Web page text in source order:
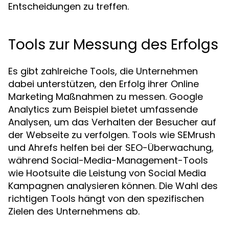
Entscheidungen zu treffen.
Tools zur Messung des Erfolgs
Es gibt zahlreiche Tools, die Unternehmen
dabei unterstützen, den Erfolg ihrer Online
Marketing Maßnahmen zu messen. Google
Analytics zum Beispiel bietet umfassende
Analysen, um das Verhalten der Besucher auf
der Webseite zu verfolgen. Tools wie SEMrush
und Ahrefs helfen bei der SEO-Überwachung,
während Social-Media-Management-Tools
wie Hootsuite die Leistung von Social Media
Kampagnen analysieren können. Die Wahl des
richtigen Tools hängt von den spezifischen
Zielen des Unternehmens ab.